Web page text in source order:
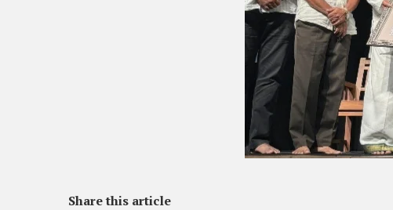
Share this article